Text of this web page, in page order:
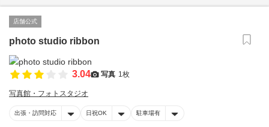
店舗公式
photo studio ribbon
3.04 写真 1枚
写真館・フォトスタジオ
出張・訪問対応 日祝OK 駐車場有